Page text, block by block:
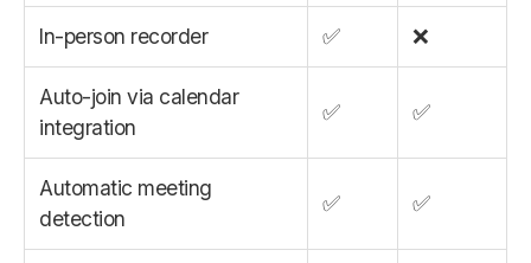
In-person recorder ✅ ❌
Auto-join via calendar
integration
✅ ✅
Automatic meeting
detection
✅ ✅